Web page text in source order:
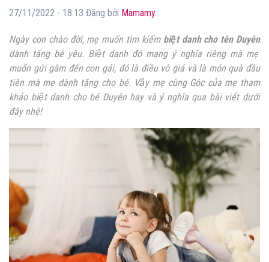
27/11/2022 - 18:13 Đăng bởi Mamamy
Ngày con chào đời, mẹ muốn tìm kiếm biệt danh cho tên Duyên
dành tặng bé yêu. Biệt danh đó mang ý nghĩa riêng mà mẹ
muốn gửi gắm đến con gái, đó là điều vô giá và là món quà đầu
tiên mà mẹ dành tặng cho bé. Vậy mẹ cùng Góc của mẹ tham
khảo biệt danh cho bé Duyên hay và ý nghĩa qua bài viết dưới
đây nhé!